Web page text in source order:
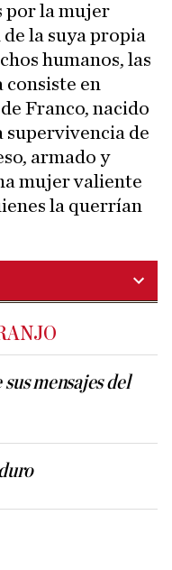
por la mujer
la suya propia
humanos, las
en
Franco, nacido
supervivencia de
armado y
mujer valiente
la querrían
mensajes del